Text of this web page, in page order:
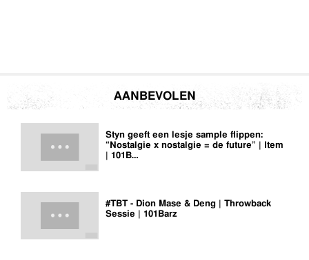
AANBEVOLEN
Styn geeft een lesje sample flippen:
“Nostalgie x nostalgie = de future” | Item
| 101B…
#TBT - Dion Mase & Deng | Throwback
Sessie | 101Barz